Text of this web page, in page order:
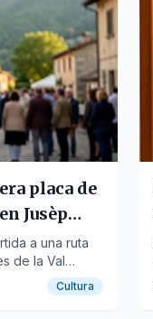
placa de
Jusèp
a una ruta
de la Val
Cultura